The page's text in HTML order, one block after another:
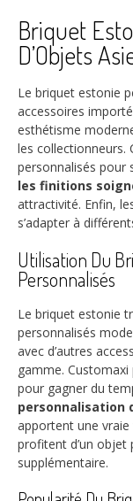
Briquet
D’Objets
Le briquet estonie
accessoires
esthétisme
les collectionneurs.
personnalisés pour
les finitions
attractivité. Enfin,
s’adapter à
Utilisation Du
Personnalisés
Le briquet estonie
personnalisés
avec d’autres
gamme.
pour gagner du
personnalisation
apportent une
profitent d’un
supplémentaire.